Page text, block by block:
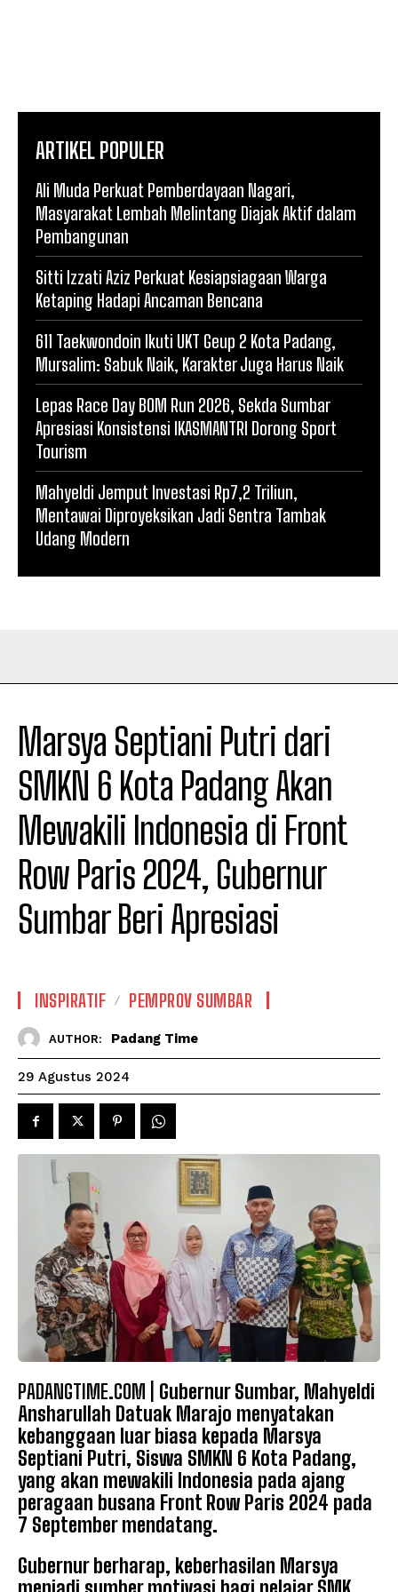
ARTIKEL POPULER
Ali Muda Perkuat Pemberdayaan Nagari,
Masyarakat Lembah Melintang Diajak Aktif dalam
Pembangunan
Sitti Izzati Aziz Perkuat Kesiapsiagaan Warga
Ketaping Hadapi Ancaman Bencana
611 Taekwondoin Ikuti UKT Geup 2 Kota Padang,
Mursalim: Sabuk Naik, Karakter Juga Harus Naik
Lepas Race Day BOM Run 2026, Sekda Sumbar
Apresiasi Konsistensi IKASMANTRI Dorong Sport
Tourism
Mahyeldi Jemput Investasi Rp7,2 Triliun,
Mentawai Diproyeksikan Jadi Sentra Tambak
Udang Modern